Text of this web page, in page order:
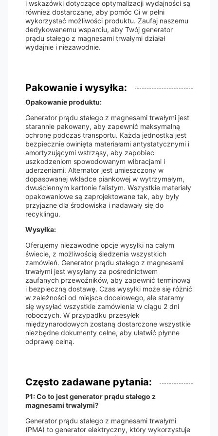
i wskazówki dotyczące optymalizacji wydajności są
również dostarczane, aby pomóc Ci w pełni
wykorzystać możliwości produktu. Zaufaj naszemu
dedykowanemu wsparciu, aby Twój generator
prądu stałego z magnesami trwałymi działał
wydajnie i niezawodnie.
Pakowanie i wysyłka:
Opakowanie produktu:
Generator prądu stałego z magnesami trwałymi jest
starannie pakowany, aby zapewnić maksymalną
ochronę podczas transportu. Każda jednostka jest
bezpiecznie owinięta materiałami antystatycznymi i
amortyzującymi wstrząsy, aby zapobiec
uszkodzeniom spowodowanym wibracjami i
uderzeniami. Alternator jest umieszczony w
dopasowanej wkładce piankowej w wytrzymałym,
dwuściennym kartonie falistym. Wszystkie materiały
opakowaniowe są zaprojektowane tak, aby były
przyjazne dla środowiska i nadawały się do
recyklingu.
Wysyłka:
Oferujemy niezawodne opcje wysyłki na całym
świecie, z możliwością śledzenia wszystkich
zamówień. Generator prądu stałego z magnesami
trwałymi jest wysyłany za pośrednictwem
zaufanych przewoźników, aby zapewnić terminową
i bezpieczną dostawę. Czas wysyłki może się różnić
w zależności od miejsca docelowego, ale staramy
się wysyłać wszystkie zamówienia w ciągu 2 dni
roboczych. W przypadku przesyłek
międzynarodowych zostaną dostarczone wszystkie
niezbędne dokumenty celne, aby ułatwić płynne
odprawę celną.
Często zadawane pytania:
P1: Co to jest generator prądu stałego z
magnesami trwałymi?
Generator prądu stałego z magnesami trwałymi
(PMA) to generator elektryczny, który wykorzystuje